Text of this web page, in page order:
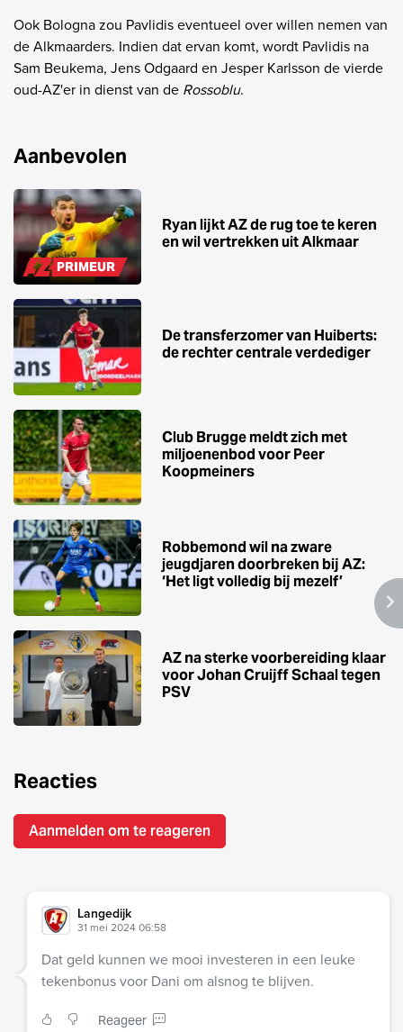
Ook Bologna zou Pavlidis eventueel over willen nemen van
de Alkmaarders. Indien dat ervan komt, wordt Pavlidis na
Sam Beukema, Jens Odgaard en Jesper Karlsson de vierde
oud-AZ'er in dienst van de Rossoblu.
Aanbevolen
Ryan lijkt AZ de rug toe te keren
en wil vertrekken uit Alkmaar
PRIMEUR
De transferzomer van Huiberts:
de rechter centrale verdediger
Club Brugge meldt zich met
miljoenenbod voor Peer
Koopmeiners
Robbemond wil na zware
jeugdjaren doorbreken bij AZ:
‘Het ligt volledig bij mezelf’
AZ na sterke voorbereiding klaar
voor Johan Cruijff Schaal tegen
PSV
Reacties
Aanmelden om te reageren
Langedijk
31 mei 2024 06:58
Dat geld kunnen we mooi investeren in een leuke
tekenbonus voor Dani om alsnog te blijven.
Reageer